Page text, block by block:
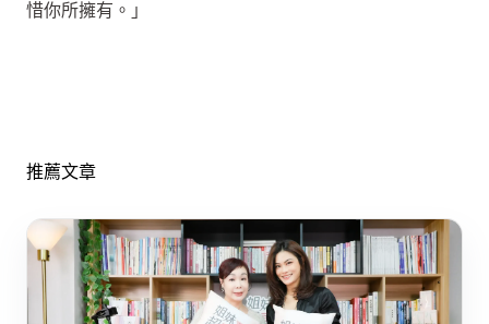
惜你所擁有。」
推薦文章